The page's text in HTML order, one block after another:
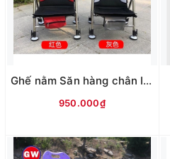
Ghế nằm Săn hàng chân Inox (không phụ kiện)
950.000₫